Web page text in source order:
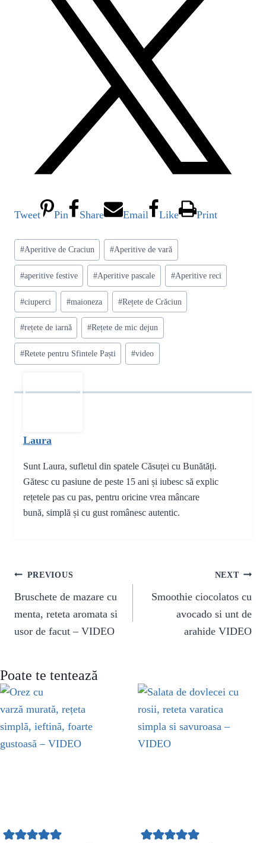
Tweet Pin Share Email Like Print
Post
Tags:
#Aperitive de Craciun #Aperitive de vară
#aperitive festive #Aperitive pascale #Aperitive reci
#ciuperci #maioneza #Rețete de Crăciun
#rețete de iarnă #Rețete de mic dejun
#Retete pentru Sfintele Paști #video
Laura
Sunt Laura, sufletul din spatele Căsuței cu Bunătăți.
Gătesc cu pasiune de peste 15 ani și iubesc să explic
rețetele pas cu pas, pentru oricine vrea mâncare
bună, simplă și cu gust românesc autentic.
Navigare
în
articole
PREVIOUS
Bruschete de mazare cu
menta, reteta aromata si
usor de facut – VIDEO
NEXT
Smoothie ciocolatos cu
avocado si unt de
arahide VIDEO
Poate te tentează